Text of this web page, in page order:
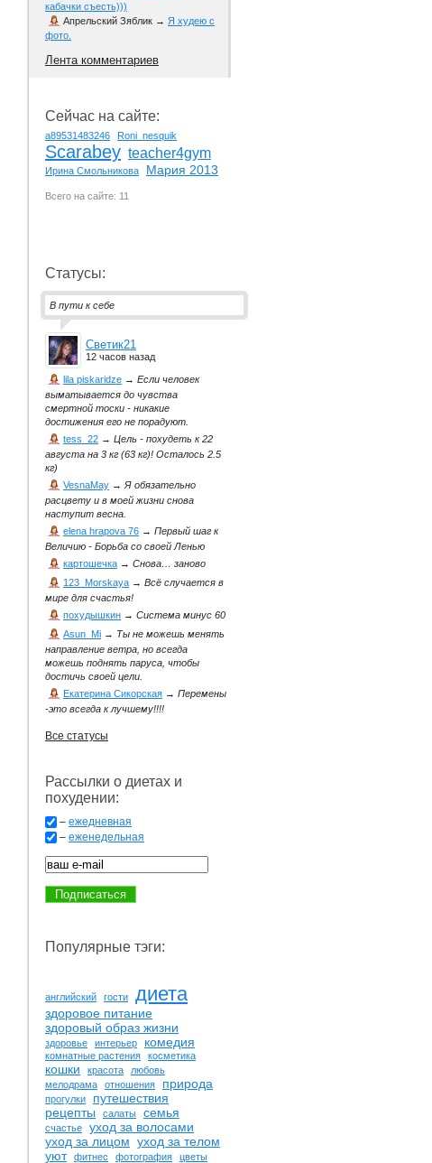
кабачки съесть)))
Апрельский Зяблик → Я худею с
фото.
Лента комментариев
Сейчас на сайте:
a89531483246 Roni_nesquik
Scarabey teacher4gym
Ирина Смольникова Мария 2013
Всего на сайте: 11
Статусы:
В пути к себе
Светик21
12 часов назад
lila piskaridze → Если человек
выматывается до чувства
смертной тоски - никакие
достижения его не порадуют.
tess_22 → Цель - похудеть к 22
августа на 3 кг (63 кг)! Осталось 2.5
кг)
VesnaMay →Я обязательно
расцвету и в моей жизни снова
наступит весна.
elena hrapova 76 → Первый шаг к
Величию - Борьба со своей Ленью
картошечка → Снова… заново
123_Morskaya → Всё случается в
мире для счастья!
похудышкин → Система минус 60
Asun_Mi → Ты не можешь менять
направление ветра, но всегда
можешь поднять паруса, чтобы
достичь своей цели.
Екатерина Сикорская → Перемены
-это всегда к лучшему!!!!
Все статусы
Рассылки о диетах и
похудении:
– ежедневная
– еженедельная
Популярные тэги:
английский гости диета
здоровое питание
здоровый образ жизни
здоровье интерьер комедия
комнатные растения косметика
кошки красота
любовь
мелодрама
отношения природа
прогулки
путешествия
рецепты
салаты семья
счастье
уход за волосами
уход за лицом уход за телом
уют
фитнес фотография цветы